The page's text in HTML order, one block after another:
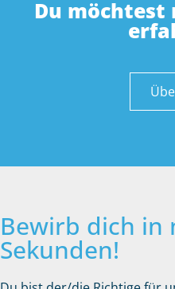
Du möchtest
Bewirb dich in
Sekunden!